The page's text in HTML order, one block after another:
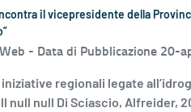
il vicepresidente della
- Data di Pubblicazione 20-
regionali legate
null null Di Sciascio, Alfreider,